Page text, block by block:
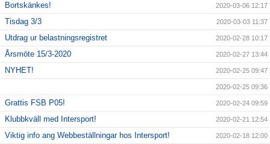
Bortskänkes! 2020-03-06 12:17
Tisdag 3/3 2020-03-03 11:37
Utdrag ur belastningsregistret 2020-02-28 10:17
Årsmöte 15/3-2020 2020-02-27 13:44
NYHET! 2020-02-25 09:47
2020-02-25 09:36
Grattis FSB P05! 2020-02-24 09:59
Klubbkväll med Intersport! 2020-02-21 12:54
Viktig info ang Webbeställningar hos Intersport! 2020-02-18 12:00